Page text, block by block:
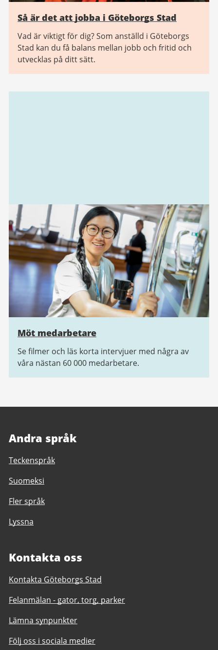
Så är det att jobba i Göteborgs Stad
Vad är viktigt för dig? Som anställd i Göteborgs
Stad kan du få balans mellan jobb och fritid och
utvecklas på ditt sätt.
Möt medarbetare
Se filmer och läs korta intervjuer med några av
våra nästan 60 000 medarbetare.
Andra språk
Teckenspråk
Suomeksi
Fler språk
Lyssna
Kontakta oss
Kontakta Göteborgs Stad
Felanmälan - gator, torg, parker
Lämna synpunkter
Följ oss i sociala medier